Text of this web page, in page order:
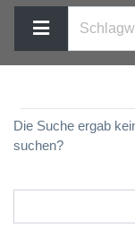
Die Suche ergab
suchen?